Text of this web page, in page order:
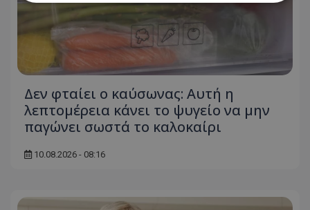
Δεν φταίει ο καύσωνας: Αυτή η
λεπτομέρεια κάνει το ψυγείο να μην
παγώνει σωστά το καλοκαίρι
10.08.2026 - 08:16
Απολύτως απαραίτητα
Απόδοσης
Στόχευσης
Λειτουργικότητας
Μη ταξινομημένα
Τα απολύτως απαραίτητα cookies επιτρέπουν
βασικές λειτουργίες του ιστότοπου, όπως τη
σύνδεση χρήστη και τη διαχείριση λογαριασμού.
Ο ιστότοπος δεν μπορεί να χρησιμοποιηθεί σωστά
Ονοματεπώνυμο